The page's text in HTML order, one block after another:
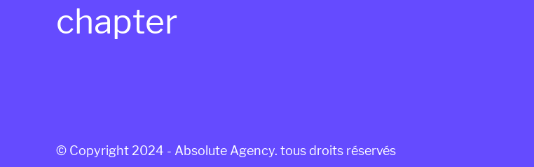
chapter
© Copyright 2024 - Absolute Agency. tous droits réservés